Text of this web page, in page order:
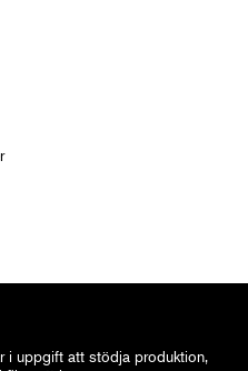
i uppgift att stödja produktion,